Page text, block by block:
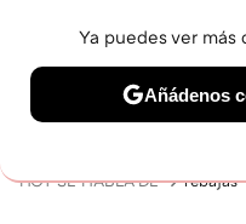
BELLEZA SHOPPING
HOY SE HABLA DE rebajas
Ya puedes ver
Añádenos